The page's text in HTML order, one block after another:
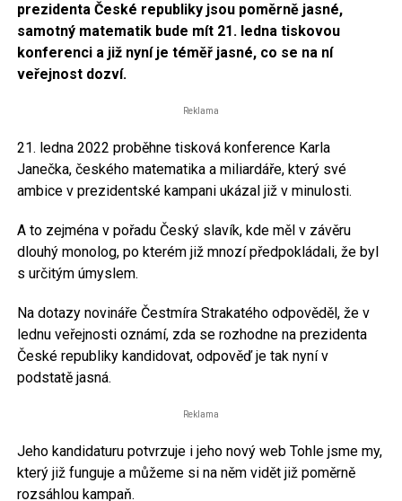
3.0
prezidenta České republiky jsou poměrně jasné,
samotný matematik bude mít 21. ledna tiskovou
konferenci a již nyní je téměř jasné, co se na ní
veřejnost dozví.
Reklama
21. ledna 2022 proběhne tisková konference Karla
Janečka, českého matematika a miliardáře, který své
ambice v prezidentské kampani ukázal již v minulosti.
A to zejména v pořadu Český slavík, kde měl v závěru
dlouhý monolog, po kterém již mnozí předpokládali, že byl
s určitým úmyslem.
Na dotazy novináře Čestmíra Strakatého odpověděl, že v
lednu veřejnosti oznámí, zda se rozhodne na prezidenta
České republiky kandidovat, odpověď je tak nyní v
podstatě jasná.
Reklama
Jeho kandidaturu potvrzuje i jeho nový web Tohle jsme my,
který již funguje a můžeme si na něm vidět již poměrně
rozsáhlou kampaň.